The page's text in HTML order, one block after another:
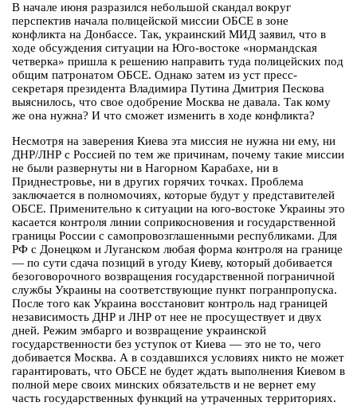
В начале июня разразился небольшой скандал вокруг
перспектив начала полицейской миссии ОБСЕ в зоне
конфликта на Донбассе. Так, украинский МИД заявил, что в
ходе обсуждения ситуации на Юго-востоке «нормандская
четверка» пришла к решению направить туда полицейских под
общим патронатом ОБСЕ. Однако затем из уст пресс-
секретаря президента Владимира Путина Дмитрия Пескова
выяснилось, что свое одобрение Москва не давала. Так кому
же она нужна? И что сможет изменить в ходе конфликта?
Несмотря на заверения Киева эта миссия не нужна ни ему, ни
ДНР/ЛНР с Россией по тем же причинам, почему такие миссии
не были развернуты ни в Нагорном Карабахе, ни в
Приднестровье, ни в других горячих точках. Проблема
заключается в полномочиях, которые будут у представителей
ОБСЕ. Применительно к ситуации на юго-востоке Украины это
касается контроля линии соприкосновения и государственной
границы России с самопровозглашенными республиками. Для
РФ с Донецком и Луганском любая форма контроля на границе
— по сути сдача позиций в угоду Киеву, который добивается
безоговорочного возвращения государственной пограничной
службы Украины на соответствующие пункт погранпропуска.
После того как Украина восстановит контроль над границей
независимость ДНР и ЛНР от нее не просуществует и двух
дней. Режим эмбарго и возвращение украинской
государственности без уступок от Киева — это не то, чего
добивается Москва. А в создавшихся условиях никто не может
гарантировать, что ОБСЕ не будет ждать выполнения Киевом в
полной мере своих минских обязательств и не вернет ему
часть государственных функций на утраченных территориях.